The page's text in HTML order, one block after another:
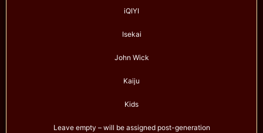
iQIYI
Isekai
John Wick
Kaiju
Kids
Leave empty – will be assigned post-generation